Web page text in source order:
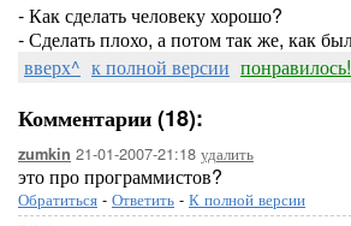
- Как сделать человеку хорошо?
- Сделать плохо, а потом так же, как
вверх^ к полной версии понравилось!
Комментарии (18):
zumkin 21-01-2007-21:18 удалить
это про программистов?
Обратиться - Ответить - К полной версии